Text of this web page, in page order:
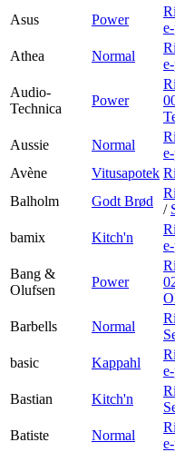
Asus
Power
Athea
Normal
Audio-
Technica
Power
Aussie
Normal
Avène
Vitusapotek
Balholm
Godt Brød
/
bamix
Kitch'n
Bang &
Olufsen
Power
Barbells
Normal
basic
Kappahl
Bastian
Kitch'n
Batiste
Normal